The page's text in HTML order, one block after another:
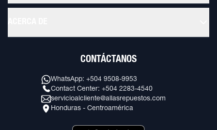
CONTÁCTANOS
WhatsApp: +504 9508-9953
Contact Center: +504 2283-4540
servicioalcliente@allasrepuestos.com
Honduras - Centroamérica